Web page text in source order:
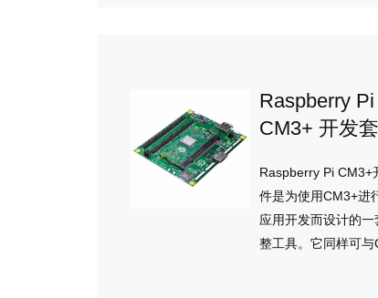
RAM，适用于嵌入
Raspberry Pi
CM3+ 开发
Raspberry Pi CM3+
件是为使用CM3+进
应用开发而设计的一
整工具。它同样可与
兼容，提供了丰富